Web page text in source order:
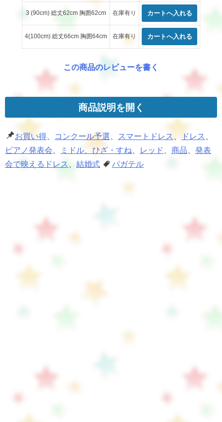
3 (90cm) 総丈62cm 胸囲62cm 在庫有り
4(100cm) 総丈66cm 胸囲64cm 在庫有り
この商品のレビューを書く
商品説明を開く
お買い得 コンクール予選 スマートドレス 、 ドレス
ピアノ発表会
ミドル、ひざ・すね レッド 商品
発表
会で映えるドレス、 結婚式 パガテル